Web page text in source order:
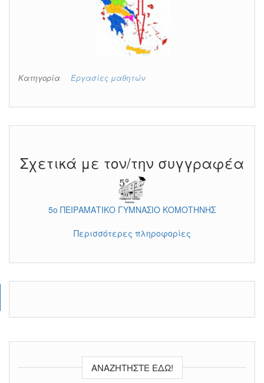
Κατηγορία Εργασίες μαθητών
Σχετικά με τον/την συγγραφέα
5ο ΠΕΙΡΑΜΑΤΙΚΟ ΓΥΜΝΑΣΙΟ ΚΟΜΟΤΗΝΗΣ
Περισσότερες πληροφορίες
ΑΝΑΖΗΤΉΣΤΕ ΕΔΏ!